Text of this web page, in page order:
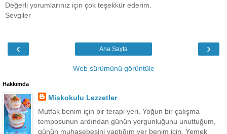
Değerli yorumlarınız için çok teşekkür ederim.
Sevgiler
‹ ›
Ana Sayfa
Web sürümünü görüntüle
Hakkımda
Miskokulu Lezzetler
Mutfak benim için bir terapi yeri. Yoğun bir çalışma
temposunun ardından günün yorgunluğunu unuttuğum,
günün muhasebesini yaptığım yer benim için. Yemek